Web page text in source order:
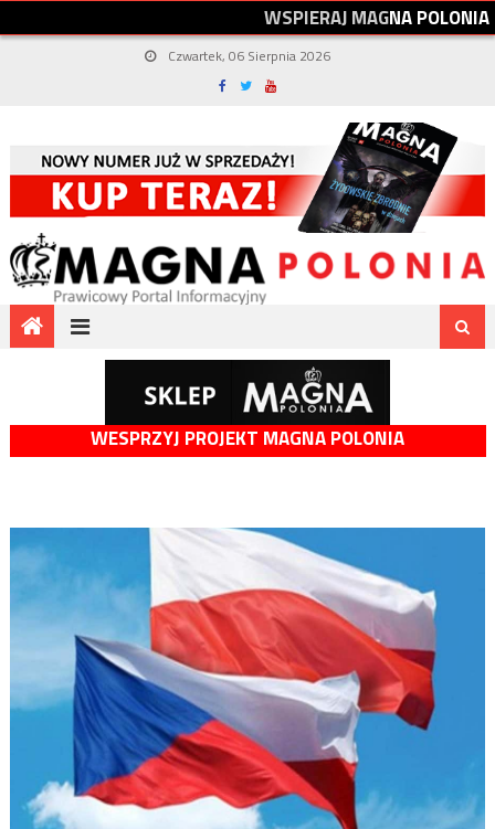
WSPIERAJMAGNAPOLONIA
Czwartek, 06 Sierpnia 2026
WESPRZYJ PROJEKT MAGNA POLONIA